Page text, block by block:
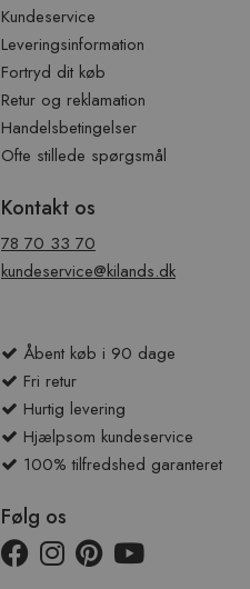
Kundeservice
Leveringsinformation
Fortryd dit køb
Retur og reklamation
Handelsbetingelser
Ofte stillede spørgsmål
Kontakt os
78 70 33 70
kundeservice@kilands.dk
Åbent køb i 90 dage
Fri retur
Hurtig levering
Hjælpsom kundeservice
100% tilfredshed garanteret
Følg os